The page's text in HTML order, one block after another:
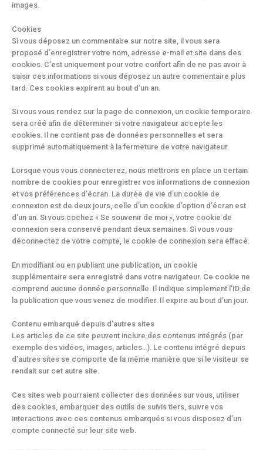
images.
Cookies
Si vous déposez un commentaire sur notre site, il vous sera
proposé d’enregistrer votre nom, adresse e-mail et site dans des
cookies. C’est uniquement pour votre confort afin de ne pas avoir à
saisir ces informations si vous déposez un autre commentaire plus
tard. Ces cookies expirent au bout d’un an.
Si vous vous rendez sur la page de connexion, un cookie temporaire
sera créé afin de déterminer si votre navigateur accepte les
cookies. Il ne contient pas de données personnelles et sera
supprimé automatiquement à la fermeture de votre navigateur.
Lorsque vous vous connecterez, nous mettrons en place un certain
nombre de cookies pour enregistrer vos informations de connexion
et vos préférences d’écran. La durée de vie d’un cookie de
connexion est de deux jours, celle d’un cookie d’option d’écran est
d’un an. Si vous cochez « Se souvenir de moi », votre cookie de
connexion sera conservé pendant deux semaines. Si vous vous
déconnectez de votre compte, le cookie de connexion sera effacé.
En modifiant ou en publiant une publication, un cookie
supplémentaire sera enregistré dans votre navigateur. Ce cookie ne
comprend aucune donnée personnelle. Il indique simplement l’ID de
la publication que vous venez de modifier. Il expire au bout d’un jour.
Contenu embarqué depuis d’autres sites
Les articles de ce site peuvent inclure des contenus intégrés (par
exemple des vidéos, images, articles…). Le contenu intégré depuis
d’autres sites se comporte de la même manière que si le visiteur se
rendait sur cet autre site.
Ces sites web pourraient collecter des données sur vous, utiliser
des cookies, embarquer des outils de suivis tiers, suivre vos
interactions avec ces contenus embarqués si vous disposez d’un
compte connecté sur leur site web.